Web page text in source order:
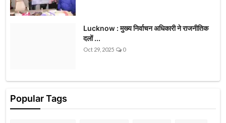
Lucknow : मुख्य निर्वाचन अधिकारी ने राजनीतिक
दलों ...
Oct 29, 2025 0
Popular Tags